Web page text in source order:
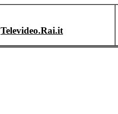
Televideo.Rai.it